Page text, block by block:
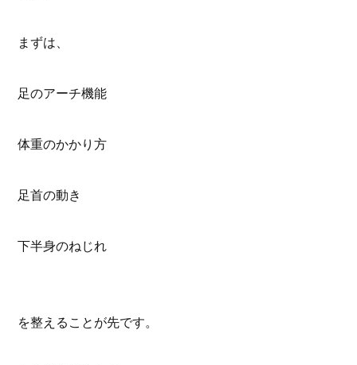
まずは、
足のアーチ機能
体重のかかり方
足首の動き
下半身のねじれ
を整えることが先です。